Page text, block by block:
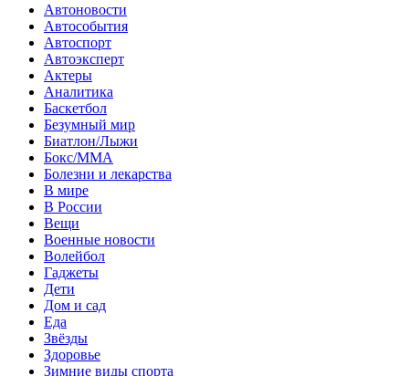
Автоновости
Автособытия
Автоспорт
Автоэксперт
Актеры
Аналитика
Баскетбол
Безумный мир
Биатлон/Лыжи
Бокс/MMA
Болезни и лекарства
В мире
В России
Вещи
Военные новости
Волейбол
Гаджеты
Дети
Дом и сад
Еда
Звёзды
Здоровье
Зимние виды спорта